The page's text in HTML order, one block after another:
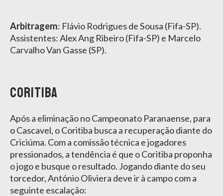
Arbitragem: Flávio Rodrigues de Sousa (Fifa-SP).
Assistentes: Alex Ang Ribeiro (Fifa-SP) e Marcelo
Carvalho Van Gasse (SP).
Coritiba
Após a eliminação no Campeonato Paranaense, para
o Cascavel, o Coritiba busca a recuperação diante do
Criciúma. Com a comissão técnica e jogadores
pressionados, a tendência é que o Coritiba proponha
o jogo e busque o resultado. Jogando diante do seu
torcedor, António Oliviera deve ir à campo com a
seguinte escalação: